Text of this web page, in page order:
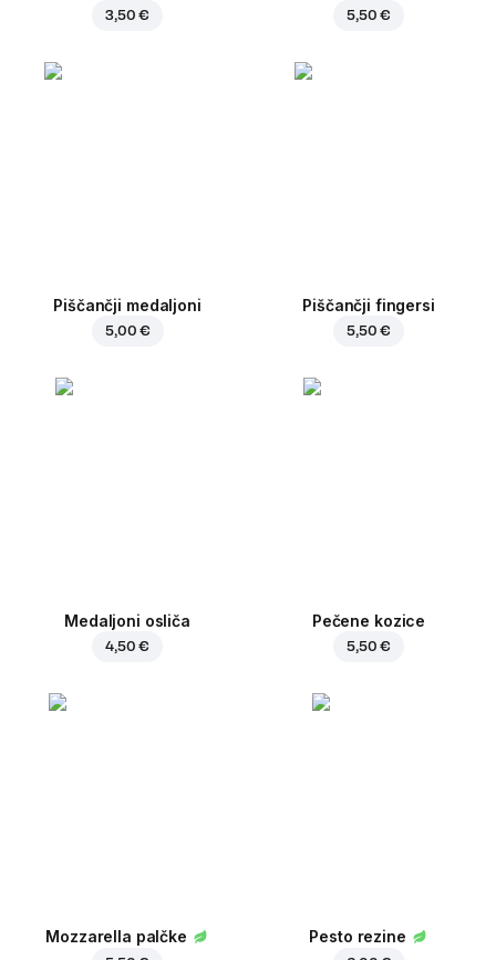
3,50 € 5,50 €
Piščančji medaljoni
5,00 €
Piščančji fingersi
5,50 €
Medaljoni osliča
4,50 €
Pečene kozice
5,50 €
Mozzarella palčke Pesto rezine